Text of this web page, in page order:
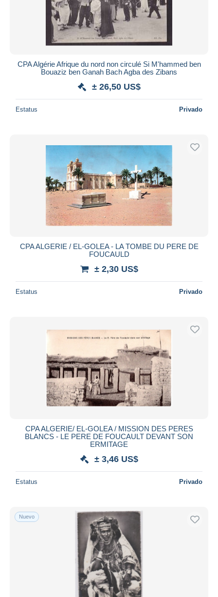
CPA Algérie Afrique du nord non circulé Si M'hammed ben
Bouaziz ben Ganah Bach Agba des Zibans
± 26,50 US$
Estatus Privado
CPA ALGERIE / EL-GOLEA - LA TOMBE DU PERE DE
FOUCAULD
± 2,30 US$
Estatus Privado
CPA ALGERIE/ EL-GOLEA / MISSION DES PERES
BLANCS - LE PERE DE FOUCAULT DEVANT SON
ERMITAGE
± 3,46 US$
Estatus Privado
Nuevo